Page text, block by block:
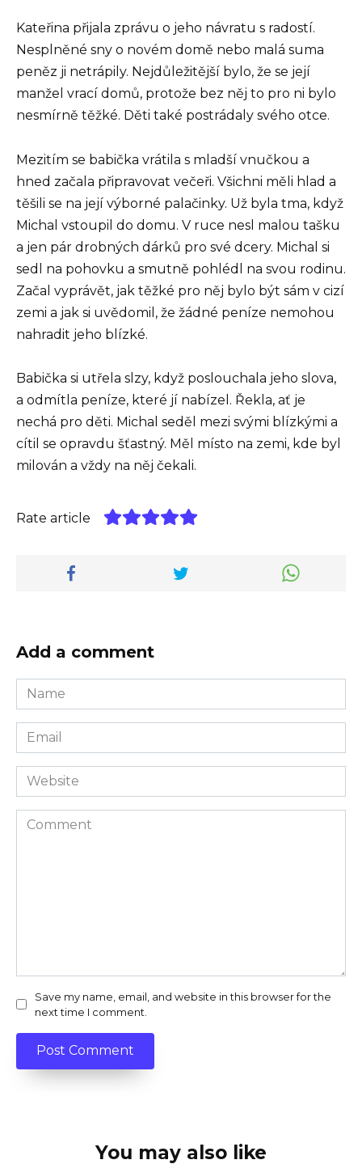
Kateřina přijala zprávu o jeho návratu s radostí.
Nesplněné sny o novém domě nebo malá suma
peněz ji netrápily. Nejdůležitější bylo, že se její
manžel vrací domů, protože bez něj to pro ni bylo
nesmírně těžké. Děti také postrádaly svého otce.
Mezitím se babička vrátila s mladší vnučkou a
hned začala připravovat večeři. Všichni měli hlad a
těšili se na její výborné palačinky. Už byla tma, když
Michal vstoupil do domu. V ruce nesl malou tašku
a jen pár drobných dárků pro své dcery. Michal si
sedl na pohovku a smutně pohlédl na svou rodinu.
Začal vyprávět, jak těžké pro něj bylo být sám v cizí
zemi a jak si uvědomil, že žádné peníze nemohou
nahradit jeho blízké.
Babička si utřela slzy, když poslouchala jeho slova,
a odmítla peníze, které jí nabízel. Řekla, ať je
nechá pro děti. Michal seděl mezi svými blízkými a
cítil se opravdu šťastný. Měl místo na zemi, kde byl
milován a vždy na něj čekali.
Rate article
Add a comment
Name
*
Email
*
Website
Comment
Save my name, email, and website in this browser for the
next time I comment.
You may also like